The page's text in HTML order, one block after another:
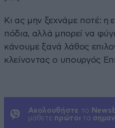
Κι ας μην ξεχνάμε ποτέ: η
πόδια, αλλά μπορεί να
κάνουμε ξανά λάθος
κλείνοντας ο υπουργός
Ακολουθήστε το
μάθετε πρώτοι τα